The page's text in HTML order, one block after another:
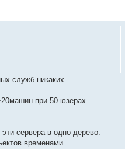
служб никаких.
при 50 юзерах...
сервера в одно дерево.
временами